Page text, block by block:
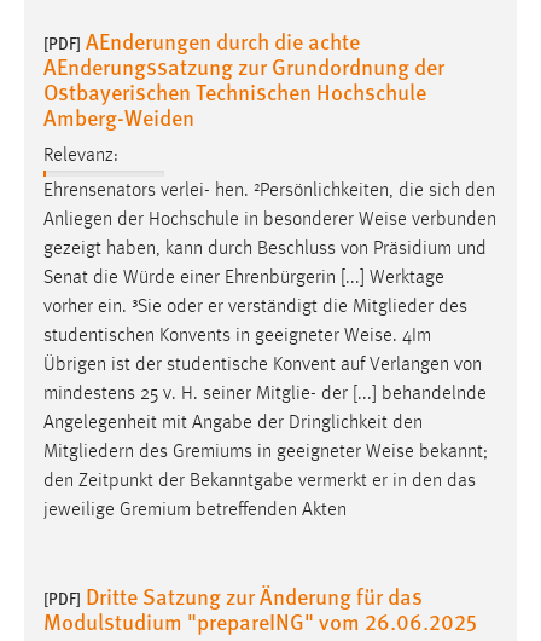
[PDF] AEnderungen durch die achte
AEnderungssatzung zur Grundordnung der
Ostbayerischen Technischen Hochschule
Amberg-Weiden
Relevanz:
Ehrensenators verlei- hen. ²Persönlichkeiten, die sich den
Anliegen der Hochschule in besonderer Weise verbunden
gezeigt haben, kann durch Beschluss von Präsidium und
Senat die Würde einer Ehrenbürgerin [...] Werktage
vorher ein. ³Sie oder er verständigt die Mitglieder des
studentischen Konvents in geeigneter Weise. 4Im
Übrigen ist der studentische Konvent auf Verlangen von
mindestens 25 v. H. seiner Mitglie- der [...] behandelnde
Angelegenheit mit Angabe der Dringlichkeit den
Mitgliedern des Gremiums in geeigneter Weise bekannt;
den Zeitpunkt der Bekanntgabe vermerkt er in den das
jeweilige Gremium betreffenden Akten
[PDF] Dritte Satzung zur Änderung für das
Modulstudium "prepareING" vom 26.06.2025